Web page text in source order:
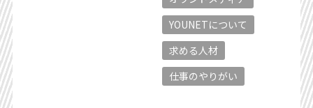
YOUNETについて
求める人材
仕事のやりがい